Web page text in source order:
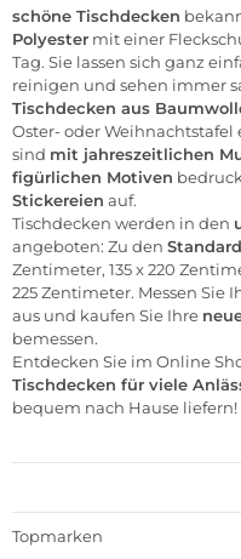
schöne Tischdecken
Polyester mit einer
Tag. Sie lassen sich ganz
reinigen und sehen immer
Tischdecken aus
Oster- oder
sind mit jahreszeitlichen
figürlichen Motiven
Stickereien auf.
Tischdecken werden in den
angeboten: Zu den
Zentimeter, 135 x 220
225 Zentimeter. Messen Sie
aus und kaufen Sie Ihre
bemessen.
Entdecken Sie im Online
Tischdecken für viele
bequem nach Hause liefern!
Topmarken